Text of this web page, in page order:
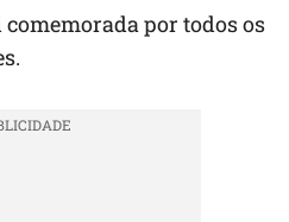
por todos os